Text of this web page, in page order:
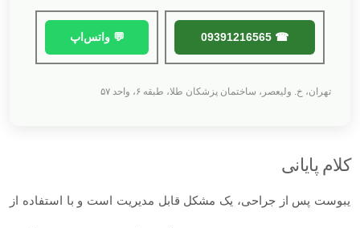
☎ 09391216565 💬 واتس‌اپ
تهران، خ. ولیعصر، ساختمان پزشکان طلا، طبقه ۶، واحد ۵۷
کلام پایانی
یبوست پس از جراحی، یک مشکل قابل‌ مدیریت است و با استفاده از